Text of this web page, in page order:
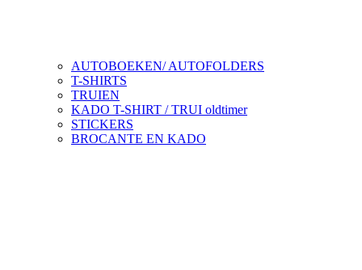
AUTOBOEKEN/ AUTOFOLDERS
T-SHIRTS
TRUIEN
KADO T-SHIRT / TRUI oldtimer
STICKERS
BROCANTE EN KADO